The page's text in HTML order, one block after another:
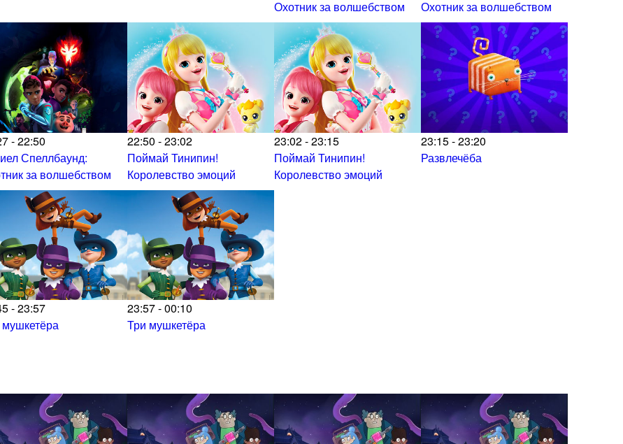
Охотник за волшебством
Охотник за волшебством
- 22:50
Спеллбаунд:
за волшебством
22:50 - 23:02
Поймай Тинипин!
Королевство эмоций
23:02 - 23:15
Поймай Тинипин!
Королевство эмоций
23:15 - 23:20
Развлечёба
- 23:57
23:57 - 00:10
Три мушкетёра